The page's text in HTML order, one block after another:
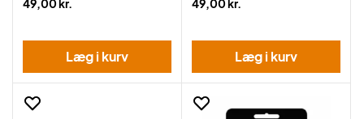
49,00 kr.
Læg i kurv
49,00 kr.
Læg i kurv